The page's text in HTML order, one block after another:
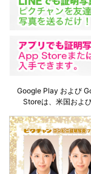
Google Play および
Storeは、米国およ